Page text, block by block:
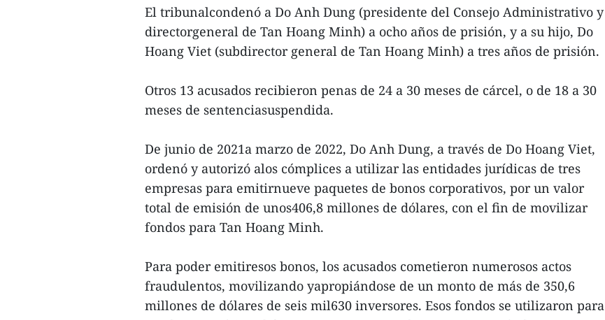
El tribunalcondenó a Do Anh Dung (presidente del Consejo Administrativo y
directorgeneral de Tan Hoang Minh) a ocho años de prisión, y a su hijo, Do
Hoang Viet (subdirector general de Tan Hoang Minh) a tres años de prisión.
Otros 13 acusados recibieron penas de 24 a 30 meses de cárcel, o de 18 a 30
meses de sentenciasuspendida.
De junio de 2021a marzo de 2022, Do Anh Dung, a través de Do Hoang Viet,
ordenó y autorizó alos cómplices a utilizar las entidades jurídicas de tres
empresas para emitirnueve paquetes de bonos corporativos, por un valor
total de emisión de unos406,8 millones de dólares, con el fin de movilizar
fondos para Tan Hoang Minh.
Para poder emitiresos bonos, los acusados cometieron numerosos actos
fraudulentos, movilizando yapropiándose de un monto de más de 350,6
millones de dólares de seis mil630 inversores. Esos fondos se utilizaron para